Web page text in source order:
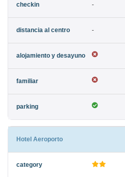
-
-
Hotel Aeroporto